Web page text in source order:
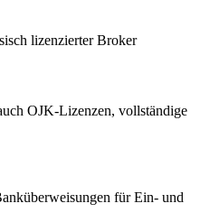
lizenzierter Broker
OJK-Lizenzen, vollständige
für Ein- und